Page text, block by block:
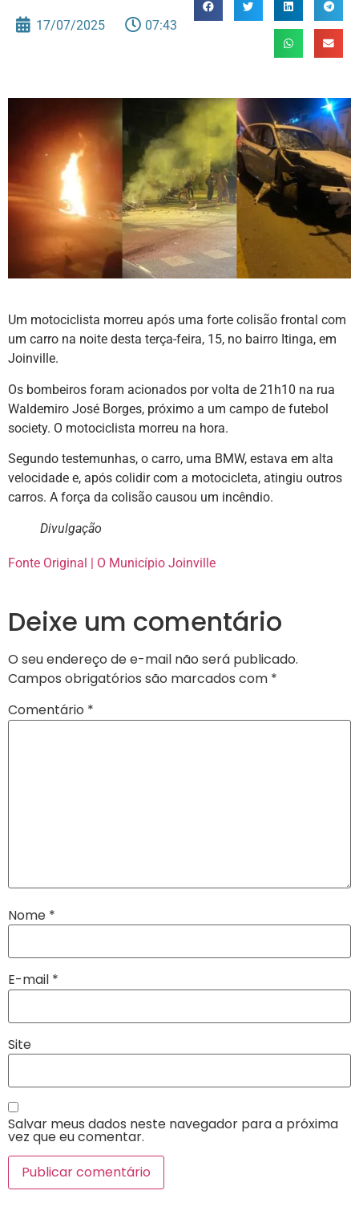
17/07/2025 07:43
Um motociclista morreu após uma forte colisão frontal com
um carro na noite desta terça-feira, 15, no bairro Itinga, em
Joinville.
Os bombeiros foram acionados por volta de 21h10 na rua
Waldemiro José Borges, próximo a um campo de futebol
society. O motociclista morreu na hora.
Segundo testemunhas, o carro, uma BMW, estava em alta
velocidade e, após colidir com a motocicleta, atingiu outros
carros. A força da colisão causou um incêndio.
Divulgação
Fonte Original | O Município Joinville
Deixe um comentário
O seu endereço de e-mail não será publicado.
Campos obrigatórios são marcados com *
Comentário *
Nome *
E-mail *
Site
Salvar meus dados neste navegador para a próxima
vez que eu comentar.